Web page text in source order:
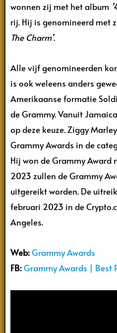
wonnen zij met het album
rij. Hij is genomineerd met
The Charm’.
Alle vijf genomineerden
is ook weleens anders
Amerikaanse formatie
de Grammy. Vanuit
op deze keuze. Ziggy
Grammy Awards in de
Hij won de Grammy Award
2023 zullen de Grammy
uitgereikt worden. De
februari 2023 in de
Angeles.
Web:Grammy Awards
FB:Grammy Awards | Best